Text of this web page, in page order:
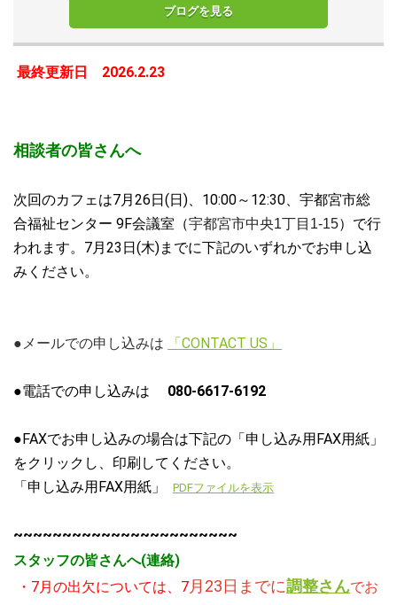
ブログを見る
最終更新日 2026.2.23
相談者の皆さんへ
次回のカフェは7月26日(日)、10:00～12:30、宇都宮市総
合福祉センター 9F会議室（宇都宮市中央1丁目1-15）で行
われます。7月23日(木)までに下記のいずれかでお申し込
みください。
●メールでの申し込みは 「CONTACT US」
●電話での申し込みは 080-6617-6192
●FAXでお申し込みの場合は下記の「申し込み用FAX用紙」
をクリックし、印刷してください。
「申し込み用FAX用紙」
PDFファイルを表示
~~~~~~~~~~~~~~~~~~~~~~~
スタッフの皆さんへ(連絡)
・7月の出欠については、7 月23日までに調整さんでお